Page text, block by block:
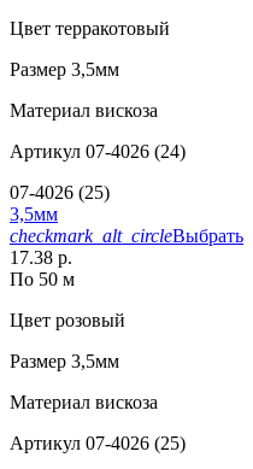
Цвет терракотовый
Размер 3,5мм
Материал вискоза
Артикул 07-4026 (24)
07-4026 (25)
3,5мм
checkmark_alt_circleВыбрать
17.38 р.
По 50 м
Цвет розовый
Размер 3,5мм
Материал вискоза
Артикул 07-4026 (25)